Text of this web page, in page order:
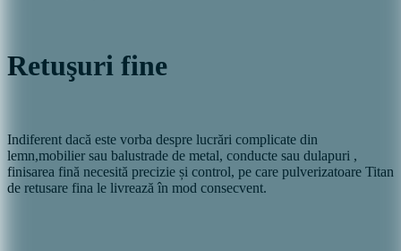
Retuşuri fine
Indiferent dacă este vorba despre lucrări complicate din
lemn,mobilier sau balustrade de metal, conducte sau dulapuri ,
finisarea fină necesită precizie și control, pe care pulverizatoare Titan
de retusare fina le livrează în mod consecvent.